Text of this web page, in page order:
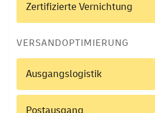
Zertifizierte Vernichtung
VERSANDOPTIMIERUNG
Ausgangslogistik
Postausgang